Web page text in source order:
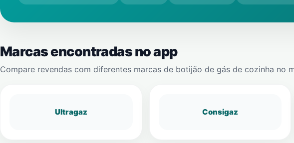
Marcas encontradas no app
Compare revendas com diferentes marcas de botijão de gás de cozinha no
Ultragaz Consigaz